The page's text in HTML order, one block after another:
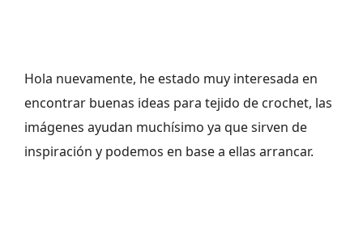
Hola nuevamente, he estado muy interesada en
encontrar buenas ideas para tejido de crochet, las
imágenes ayudan muchísimo ya que sirven de
inspiración y podemos en base a ellas arrancar.